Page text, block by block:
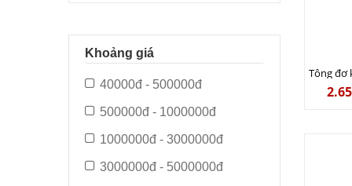
Khoảng giá
40000đ - 500000đ
500000đ - 1000000đ
1000000đ - 3000000đ
3000000đ - 5000000đ